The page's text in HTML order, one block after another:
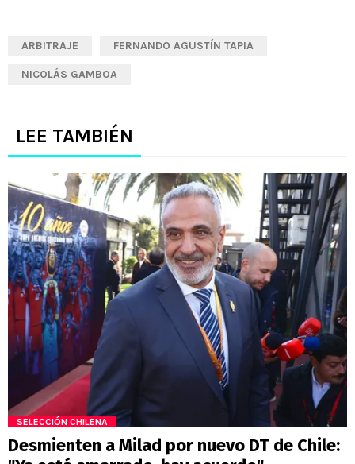
ARBITRAJE FERNANDO AGUSTÍN TAPIA
NICOLÁS GAMBOA
LEE TAMBIÉN
SELECCIÓN CHILENA
Desmienten a Milad por nuevo DT de Chile: